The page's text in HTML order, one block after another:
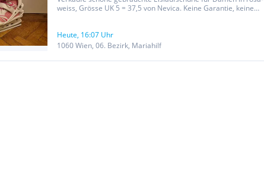
weiss, Grösse UK 5 = 37,5 von Nevica. Keine Garantie, keine
Heute, 16:07 Uhr
1060 Wien, 06. Bezirk, Mariahilf